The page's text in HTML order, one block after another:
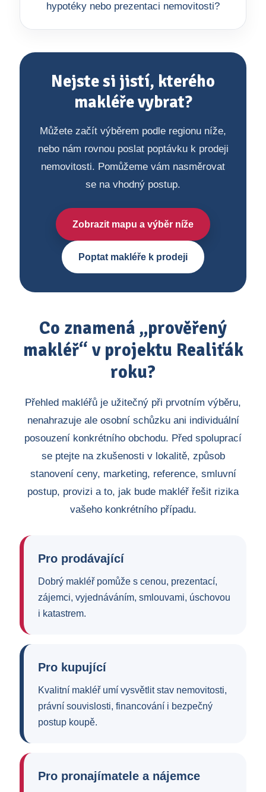
hypotéky nebo prezentaci nemovitosti?
Nejste si jistí, kterého
makléře vybrat?
Můžete začít výběrem podle regionu níže,
nebo nám rovnou poslat poptávku k prodeji
nemovitosti. Pomůžeme vám nasměrovat
se na vhodný postup.
Zobrazit mapu a výběr níže
Poptat makléře k prodeji
Co znamená „prověřený
makléř“ v projektu Realiťák
roku?
Přehled makléřů je užitečný při prvotním výběru,
nenahrazuje ale osobní schůzku ani individuální
posouzení konkrétního obchodu. Před spoluprací
se ptejte na zkušenosti v lokalitě, způsob
stanovení ceny, marketing, reference, smluvní
postup, provizi a to, jak bude makléř řešit rizika
vašeho konkrétního případu.
Pro prodávající
Dobrý makléř pomůže s cenou, prezentací,
zájemci, vyjednáváním, smlouvami, úschovou
i katastrem.
Pro kupující
Kvalitní makléř umí vysvětlit stav nemovitosti,
právní souvislosti, financování i bezpečný
postup koupě.
Pro pronajímatele a nájemce